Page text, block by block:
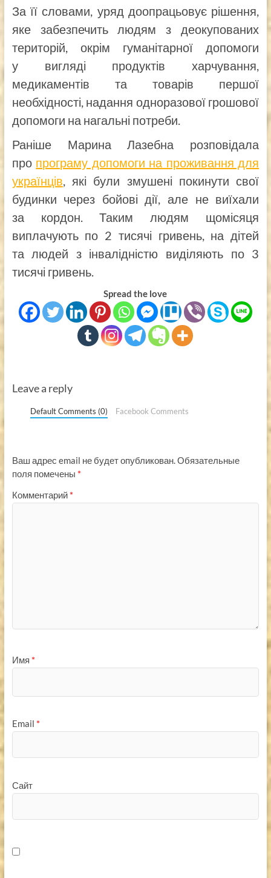
За її словами, уряд доопрацьовує рішення,
яке забезпечить людям з деокупованих
територій, окрім гуманітарної допомоги
у вигляді продуктів харчування,
медикаментів та товарів першої
необхідності, надання одноразової грошової
допомоги на нагальні потреби.
Раніше Марина Лазебна розповідала
про програму допомоги на проживання для
українців , які були змушені покинути свої
будинки через бойові дії, але не виїхали
за кордон. Таким людям щомісяця
виплачують по 2 тисячі гривень, на дітей
та людей з інвалідністю виділяють по 3
тисячі гривень.
Spread the love
Leave a reply
Default Comments (0) Facebook Comments
Ваш адрес email не будет опубликован.Обязательные
поля помечены *
Комментарий *
Имя *
Email *
Сайт